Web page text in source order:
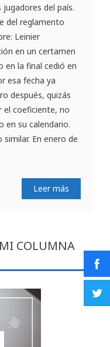
del país.
del reglamento
Leinier
en un certamen
en la final cedió en
esa fecha ya
después, quizás
el coeficiente, no
en su calendario.
En enero de
Leer más
MI COLUMNA